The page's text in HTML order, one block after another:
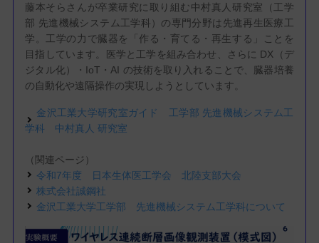
藤本そらさんが卒業研究に取り組む中村真人研究室（工学
部 先進機械システム工学科）の専門分野は先進再生医療工
学。工学の力で臓器を「作る・育てる・再生する」ことを
目指しています。医学と工学を組み合わせ、さらに DX（デ
ジタル化）・IoT・AI の技術を取り入れることで、臓器培養
の自動化や遠隔操作の実現しようとしています。
金沢工業大学研究室ガイド 工学部 先進機械システム工
学科 中村真人 研究室
（関連ページ）
令和7年度 日本生体医工学会 北陸支部大会
株式会社誠鋼社
金沢工業大学工学部 先進機械システム工学科について